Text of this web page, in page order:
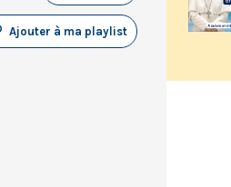
Ajouter à ma playlist